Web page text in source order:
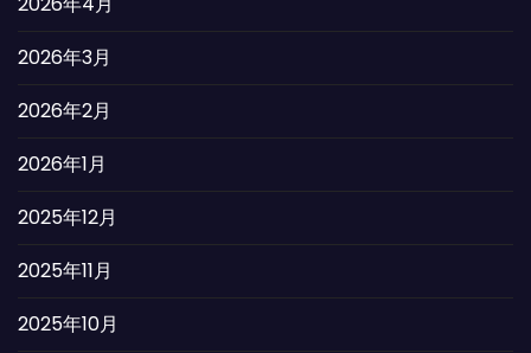
2026年3月
2026年2月
2026年1月
2025年12月
2025年11月
2025年10月